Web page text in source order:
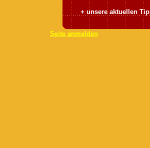
+ unsere aktuellen
Seite anmelden